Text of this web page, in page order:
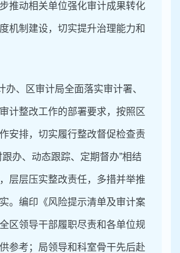
推动相关单位强化审计成果转化
机制建设，切实提升治理能力和
办、区审计局全面落实审计署、
计整改工作的部署要求，按照区
安排，切实履行整改督促检查责
跟办、动态跟踪、定期督办”相结
层层压实整改责任，多措并举推
。编印《风险提示清单及审计案
区领导干部履职尽责和各单位规
参考；局领导和科室骨干先后赴